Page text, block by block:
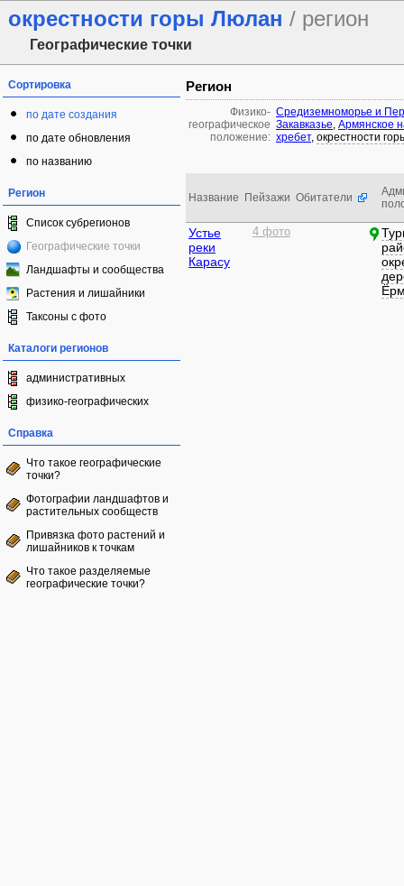
окрестности горы Люлан / регион
Географические точки
Сортировка
по дате создания
по дате обновления
по названию
Регион
Список субрегионов
Географические точки
Ландшафты и сообщества
Растения и лишайники
Таксоны с фото
Каталоги регионов
административных
физико-географических
Справка
Что такое географические
точки?
Фотографии ландшафтов и
растительных сообществ
Привязка фото растений и
лишайников к точкам
Что такое разделяемые
географические точки?
Регион
Физико-
географическое
положение:
Средиземноморье и
Закавказье, Армянское
хребет, окрестности
Название Пейзажи Обитатели
Устье
реки
Карасу
4 фото